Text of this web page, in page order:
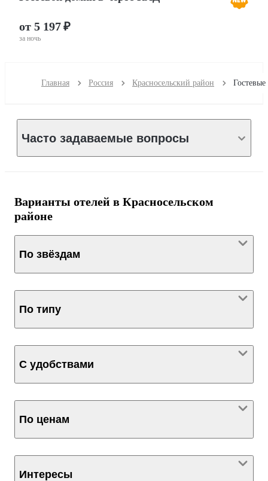
от 5 197 ₽
за ночь
Главная Россия Красносельский район
Часто задаваемые вопросы
Варианты отелей в Красносельском
районе
По звёздам
По типу
С удобствами
По ценам
Интересы